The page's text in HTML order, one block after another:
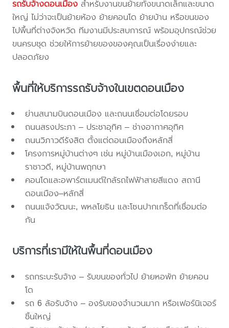
รถรับจ้างดอนเมือง สำหรับงานขนย้ายทั้งขนาดเล็กและขนาด
ใหญ่ ไม่ว่าจะเป็นย้ายห้อง ย้ายคอนโด ย้ายบ้าน หรือขนของ
ไปพื้นที่ต่างจังหวัด ทีมงานมีประสบการณ์ พร้อมอุปกรณ์ช่วย
ขนครบชุด ช่วยให้การย้ายของของคุณเป็นเรื่องง่ายและ
ปลอดภัยง
พื้นที่ให้บริการรถรับจ้างในเขตดอนเมือง
ย่านสนามบินดอนเมือง และถนนเชื่อมต่อโดยรอบ
ถนนสรงประภา – ประชาอุทิศ – ช่างอากาศอุทิศ
ถนนวิภาวดีรังสิต ตั้งแต่ดอนเมืองถึงหลักสี่
โครงการหมู่บ้านต่างๆ เช่น หมู่บ้านเมืองเอก, หมู่บ้าน
ราชาวดี, หมู่บ้านพฤกษา
คอนโดและอพาร์ตเมนต์ใกล้รถไฟฟ้าสายสีแดง สถานี
ดอนเมือง–หลักสี่
ถนนแจ้งวัฒนะ, พหลโยธิน และโซนปากเกร็ดที่เชื่อมต่อ
กัน
บริการที่เรามีให้ในพื้นที่ดอนเมือง
รถกระบะรับจ้าง – รับขนของทั่วไป ย้ายหอพัก ย้ายคอน
โด
รถ 6 ล้อรับจ้าง – องรับของจำนวนมาก หรือเฟอร์นิเจอร์
ชิ้นใหญ่